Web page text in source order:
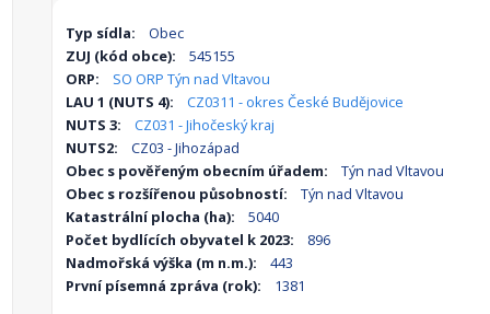
Typ sídla:
Obec
ZUJ (kód obce):
545155
ORP:
SO ORP Týn nad Vltavou
LAU 1 (NUTS 4):
CZ0311 - okres České Budějovice
NUTS 3:
CZ031 - Jihočeský kraj
NUTS2:
CZ03 - Jihozápad
Obec s pověřeným obecním úřadem:
Týn nad Vltavou
Obec s rozšířenou působností:
Týn nad Vltavou
Katastrální plocha (ha):
5040
Počet bydlících obyvatel k 2023:
896
Nadmořská výška (m n.m.):
443
První písemná zpráva (rok):
1381